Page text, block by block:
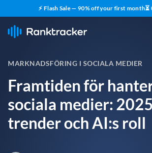
⚡ Flash Sale — 90% off your first month⏳
MARKNADSFÖRING I SOCIALA MEDIER
Framtiden för
sociala medier:
trender och AI:s roll